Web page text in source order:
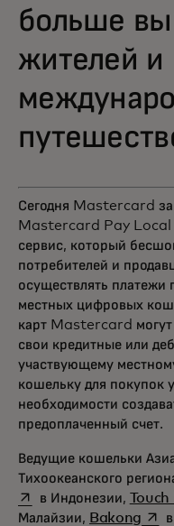
больше
жителей и
Сегодня Mastercard
Mastercard Pay Local
сервис, который
потребителей и
осуществлять
местных цифровых
карт Mastercard могут
свои кредитные или
участвующему
кошельку для покупок
необходимости
предоплаченный счет.
Ведущие кошельки
Тихоокеанского
в Индонезии, Touch
Малайзии, Bakong